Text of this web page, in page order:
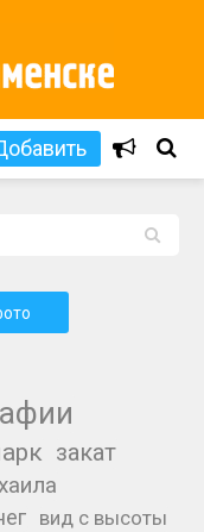
L
закат
вид с высоты